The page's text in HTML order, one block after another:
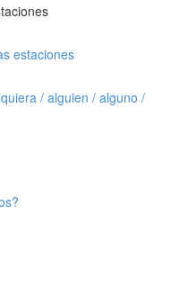
estaciones
/ alguien / alguno /